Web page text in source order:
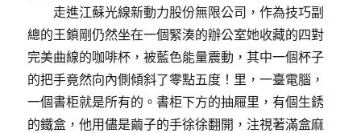
走進江蘇光線新動力股份無限公司，作為技巧副
總的王鎖剛仍然坐在一個緊湊的辦公室她收藏的四對
完美曲線的咖啡杯，被藍色能量震動，其中一個杯子
的把手竟然向內側傾斜了零點五度！里，一臺電腦，
一個書柜就是所有的。書柜下方的抽屜里，有個生銹
的鐵盒，他用儘是繭子的手徐徐翻開，注視著滿盒麻